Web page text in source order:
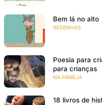
Bem lá no alto
RESENHAS
Poesia para
para crianças
NA FAMÍLIA
18 livros de